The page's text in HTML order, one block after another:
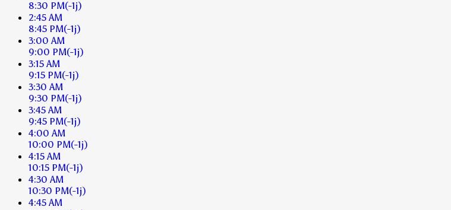
8:30 PM(-1j)
2:45 AM
8:45 PM(-1j)
3:00 AM
9:00 PM(-1j)
3:15 AM
9:15 PM(-1j)
3:30 AM
9:30 PM(-1j)
3:45 AM
9:45 PM(-1j)
4:00 AM
10:00 PM(-1j)
4:15 AM
10:15 PM(-1j)
4:30 AM
10:30 PM(-1j)
4:45 AM